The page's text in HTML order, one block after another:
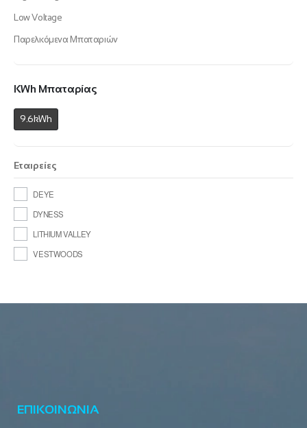
Low Voltage
Παρελκόμενα Μπαταριών
KWh Μπαταρίας
9.6kWh
Εταιρείες
DEYE
DYNESS
LITHIUM VALLEY
VESTWOODS
ΕΠΙΚΟΙΝΩΝΙΑ